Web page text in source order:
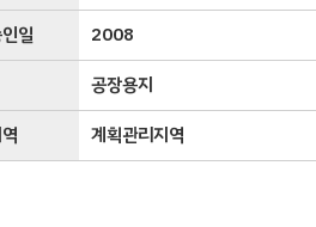
일
2008
공장용지
계획관리지역